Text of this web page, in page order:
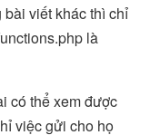
viết khác thì chỉ
là
có thể xem được
việc gửi cho họ